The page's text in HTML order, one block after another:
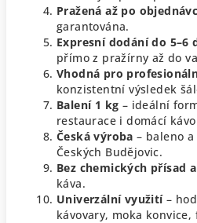
Pražená až po
garantována.
Expresní dodání do 5–6
přímo z pražírny až do
Vhodná pro
konzistentní výsledek
Balení 1 kg – ideální
restaurace i domácí
Česká výroba – baleno
Českých Budějovic.
Bez chemických přísad
káva.
Univerzální využití–
kávovary, moka